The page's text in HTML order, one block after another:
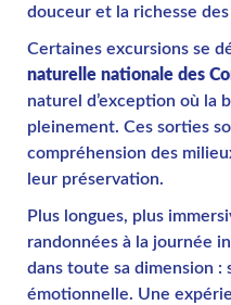
douceur et la richesse
Certaines excursions se
naturelle nationale des
naturel d’exception où la
pleinement. Ces sorties
compréhension des
leur préservation.
Plus longues, plus
randonnées à la journée
dans toute sa dimension
émotionnelle. Une